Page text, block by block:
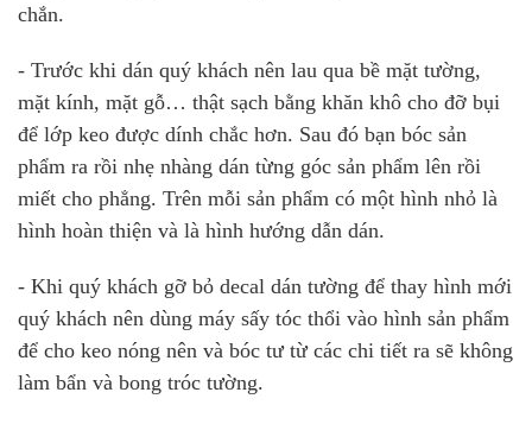
chắn.
- Trước khi dán quý khách nên lau qua bề mặt tường,
mặt kính, mặt gỗ… thật sạch bằng khăn khô cho đỡ bụi
để lớp keo được dính chắc hơn. Sau đó bạn bóc sản
phẩm ra rồi nhẹ nhàng dán từng góc sản phẩm lên rồi
miết cho phẳng. Trên mỗi sản phẩm có một hình nhỏ là
hình hoàn thiện và là hình hướng dẫn dán.
- Khi quý khách gỡ bỏ decal dán tường để thay hình mới
quý khách nên dùng máy sấy tóc thổi vào hình sản phẩm
để cho keo nóng nên và bóc tư từ các chi tiết ra sẽ không
làm bẩn và bong tróc tường.